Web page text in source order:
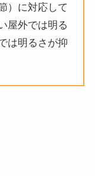
）に対応して
屋外では明る
は明るさが抑